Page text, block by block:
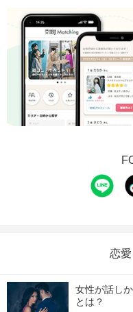
恋
女性が話し
とは？